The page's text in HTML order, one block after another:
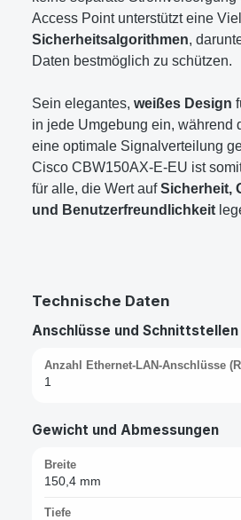
Access Point unterstützt eine
Sicherheitsalgorithmen,
Daten bestmöglich zu schützen.
Sein elegantes, weißes Design
in jede Umgebung ein, während
eine optimale Signalverteilung
Cisco CBW150AX-E-EU ist
für alle, die Wert aufSicherheit,
und Benutzerfreundlichkeit
Technische Daten
Anschlüsse und Schnittstellen
Anzahl Ethernet-LAN-Anschlüsse
1
Gewicht und Abmessungen
Breite
150,4 mm
Tiefe